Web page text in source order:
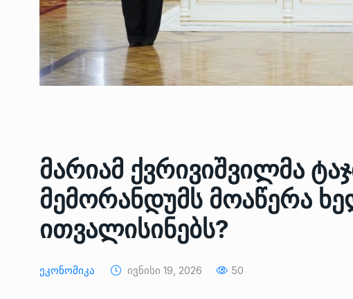
მარიამ ქვრივიშვილმა
მემორანდუმს მოაწერა
ითვალისინებს?
Ეკონომიკა Ივნისი 19, 2026 50
მინისტერიალზე სიტყვით…
ᲔᲙᲝᲜᲝᲛᲘᲙᲐ 10/05/2022
7
სტატისტიკის ეროვნული
8
საქართველოს რკინიგზის
გენერალურმა დირექტორმა
დერეფნის…
ᲔᲙᲝᲜᲝᲛᲘᲙᲐ 11/05/2022
9
თბილისის ზაქარია
სახელობის ოპერისა და